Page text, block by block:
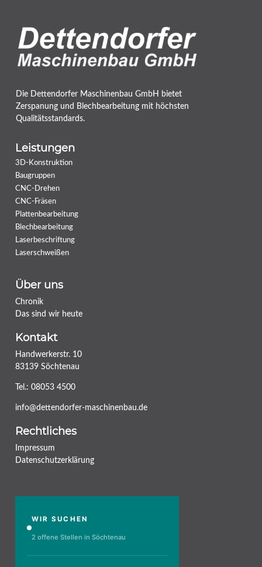
Die Dettendorfer Maschinenbau GmbH bietet
Zerspanung und Blechbearbeitung mit höchsten
Qualitätsstandards.
Leistungen
3D-Konstruktion
Baugruppen
CNC-Drehen
CNC-Fräsen
Plattenbearbeitung
Blechbearbeitung
Laserbeschriftung
Laserschweißen
Über uns
Chronik
Das sind wir heute
Kontakt
Handwerkerstr. 10
83139 Söchtenau
Tel.: 08053 4500
info@dettendorfer-maschinenbau.de
Rechtliches
Impressum
Datenschutzerklärung
WIR SUCHEN
2 offene Stellen in Söchtenau